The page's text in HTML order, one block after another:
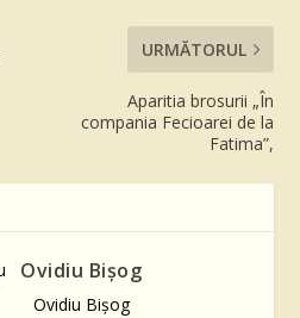
URMĂTORUL
Aparitia brosurii „În
compania Fecioarei de la
Fatima”,
Ovidiu Bişog
Ovidiu Bişog